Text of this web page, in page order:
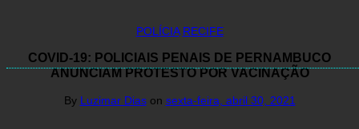
POLÍCIA RECIFE
COVID-19: POLICIAIS PENAIS DE PERNAMBUCO
ANUNCIAM PROTESTO POR VACINAÇÃO
By Luzimar Dias on sexta-feira, abril 30, 2021